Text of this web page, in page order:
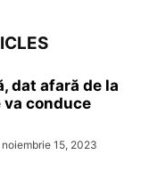
dat afară de la
va conduce
noiembrie 15, 2023